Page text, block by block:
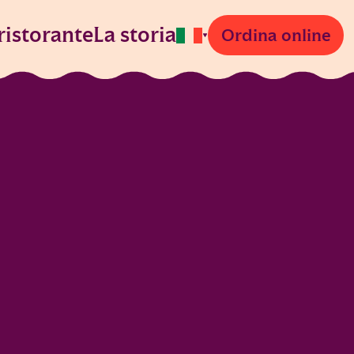
La storia Ordina online